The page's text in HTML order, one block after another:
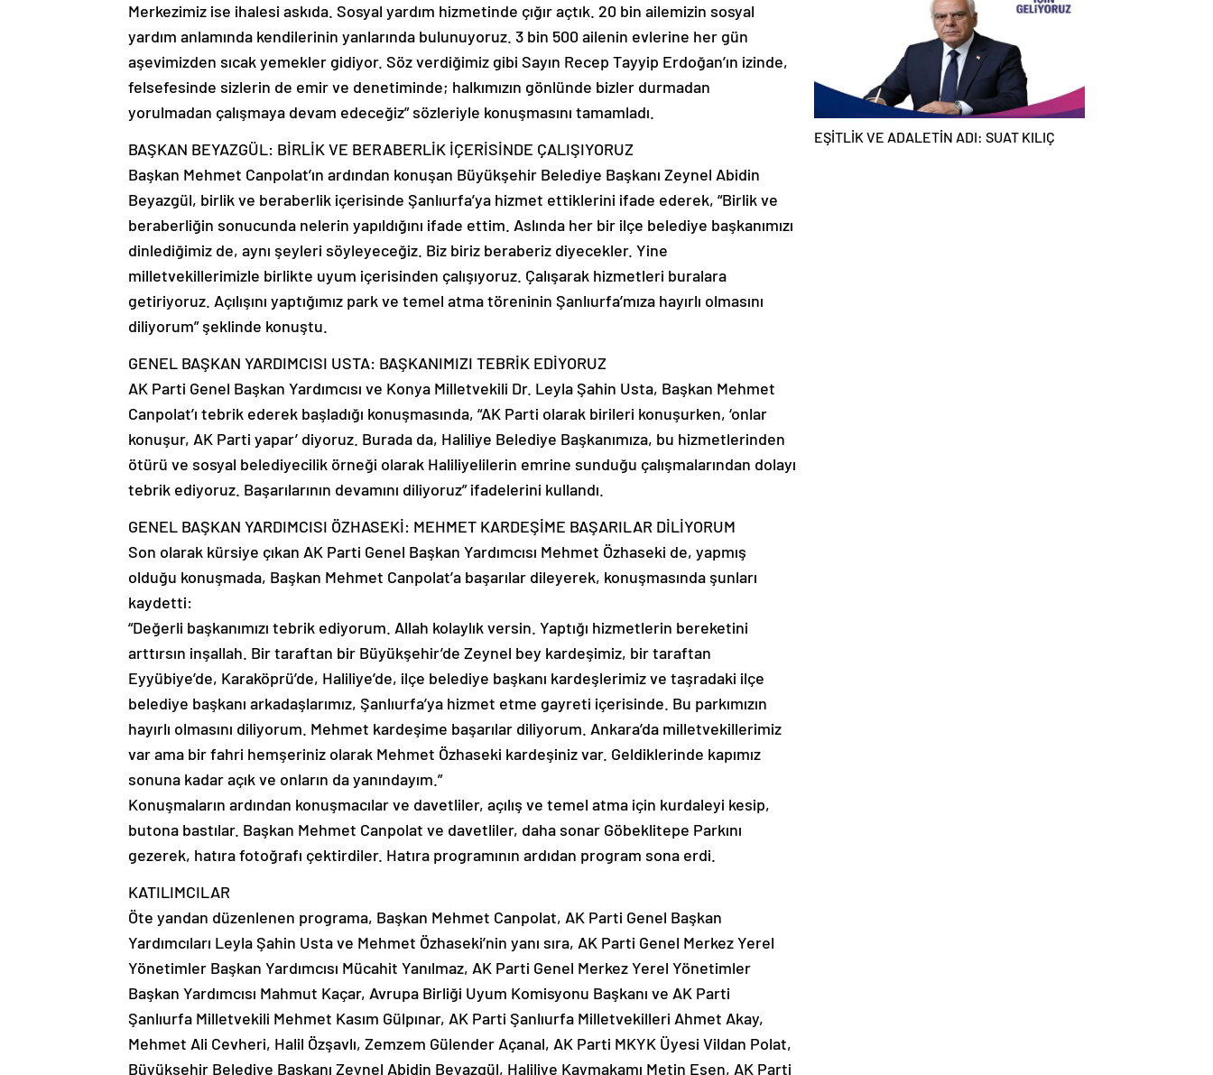
Merkezimiz ise ihalesi askıda. Sosyal yardım hizmetinde çığır açtık. 20 bin ailemizin sosyal
yardım anlamında kendilerinin yanlarında bulunuyoruz. 3 bin 500 ailenin evlerine her gün
aşevimizden sıcak yemekler gidiyor. Söz verdiğimiz gibi Sayın Recep Tayyip Erdoğan’ın izinde,
felsefesinde sizlerin de emir ve denetiminde; halkımızın gönlünde bizler durmadan
yorulmadan çalışmaya devam edeceğiz” sözleriyle konuşmasını tamamladı.
BAŞKAN BEYAZGÜL: BİRLİK VE BERABERLİK İÇERİSİNDE ÇALIŞIYORUZ
Başkan Mehmet Canpolat’ın ardından konuşan Büyükşehir Belediye Başkanı Zeynel Abidin
Beyazgül, birlik ve beraberlik içerisinde Şanlıurfa’ya hizmet ettiklerini ifade ederek, “Birlik ve
beraberliğin sonucunda nelerin yapıldığını ifade ettim. Aslında her bir ilçe belediye başkanımızı
dinlediğimiz de, aynı şeyleri söyleyeceğiz. Biz biriz beraberiz diyecekler. Yine
milletvekillerimizle birlikte uyum içerisinden çalışıyoruz. Çalışarak hizmetleri buralara
getiriyoruz. Açılışını yaptığımız park ve temel atma töreninin Şanlıurfa’mıza hayırlı olmasını
diliyorum” şeklinde konuştu.
GENEL BAŞKAN YARDIMCISI USTA: BAŞKANIMIZI TEBRİK EDİYORUZ
AK Parti Genel Başkan Yardımcısı ve Konya Milletvekili Dr. Leyla Şahin Usta, Başkan Mehmet
Canpolat’ı tebrik ederek başladığı konuşmasında, “AK Parti olarak birileri konuşurken, ‘onlar
konuşur, AK Parti yapar’ diyoruz. Burada da, Haliliye Belediye Başkanımıza, bu hizmetlerinden
ötürü ve sosyal belediyecilik örneği olarak Haliliyelilerin emrine sunduğu çalışmalarından dolayı
tebrik ediyoruz. Başarılarının devamını diliyoruz” ifadelerini kullandı.
GENEL BAŞKAN YARDIMCISI ÖZHASEKİ: MEHMET KARDEŞİME BAŞARILAR DİLİYORUM
Son olarak kürsiye çıkan AK Parti Genel Başkan Yardımcısı Mehmet Özhaseki de, yapmış
olduğu konuşmada, Başkan Mehmet Canpolat’a başarılar dileyerek, konuşmasında şunları
kaydetti:
“Değerli başkanımızı tebrik ediyorum. Allah kolaylık versin. Yaptığı hizmetlerin bereketini
arttırsın inşallah. Bir taraftan bir Büyükşehir’de Zeynel bey kardeşimiz, bir taraftan
Eyyübiye’de, Karaköprü’de, Haliliye’de, ilçe belediye başkanı kardeşlerimiz ve taşradaki ilçe
belediye başkanı arkadaşlarımız, Şanlıurfa’ya hizmet etme gayreti içerisinde. Bu parkımızın
hayırlı olmasını diliyorum. Mehmet kardeşime başarılar diliyorum. Ankara’da milletvekillerimiz
var ama bir fahri hemşeriniz olarak Mehmet Özhaseki kardeşiniz var. Geldiklerinde kapımız
sonuna kadar açık ve onların da yanındayım.”
Konuşmaların ardından konuşmacılar ve davetliler, açılış ve temel atma için kurdaleyi kesip,
butona bastılar. Başkan Mehmet Canpolat ve davetliler, daha sonar Göbeklitepe Parkını
gezerek, hatıra fotoğrafı çektirdiler. Hatıra programının ardıdan program sona erdi.
KATILIMCILAR
Öte yandan düzenlenen programa, Başkan Mehmet Canpolat, AK Parti Genel Başkan
Yardımcıları Leyla Şahin Usta ve Mehmet Özhaseki’nin yanı sıra, AK Parti Genel Merkez Yerel
Yönetimler Başkan Yardımcısı Mücahit Yanılmaz, AK Parti Genel Merkez Yerel Yönetimler
Başkan Yardımcısı Mahmut Kaçar, Avrupa Birliği Uyum Komisyonu Başkanı ve AK Parti
Şanlıurfa Milletvekili Mehmet Kasım Gülpınar, AK Parti Şanlıurfa Milletvekilleri Ahmet Akay,
Mehmet Ali Cevheri, Halil Özşavlı, Zemzem Gülender Açanal, AK Parti MKYK Üyesi Vildan Polat,
Büyükşehir Belediye Başkanı Zeynel Abidin Beyazgül, Haliliye Kaymakamı Metin Esen, AK Parti
EŞİTLİK VE ADALETİN ADI: SUAT KILIÇ